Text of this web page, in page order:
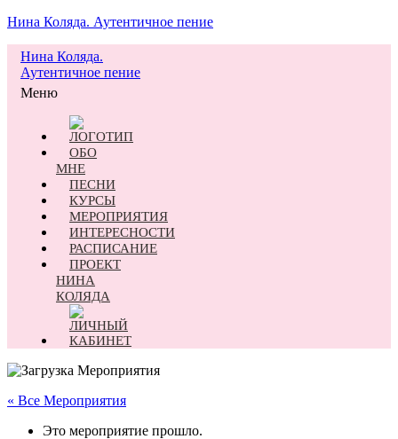
Нина Коляда. Аутентичное пение
Нина Коляда.
Аутентичное пение
Меню
ОБО
МНЕ
ПЕСНИ
КУРСЫ
МЕРОПРИЯТИЯ
ИНТЕРЕСНОСТИ
РАСПИСАНИЕ
ПРОЕКТ
НИНА
КОЛЯДА
« Все Мероприятия
Это мероприятие прошло.